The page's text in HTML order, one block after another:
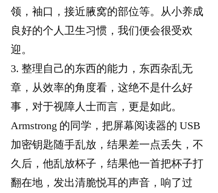
领，袖口，接近腋窝的部位等。从小养成
良好的个人卫生习惯，我们便会很受欢
迎。
3. 整理自己的东西的能力，东西杂乱无
章，从效率的角度看，这绝不是什么好
事，对于视障人士而言，更是如此。
Armstrong 的同学，把屏幕阅读器的 USB
加密钥匙随手乱放，结果差一点丢失，不
久后，他乱放杯子，结果他一首把杯子打
翻在地，发出清脆悦耳的声音，响了过